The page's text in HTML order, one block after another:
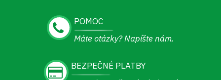
POMOC
Máte otázky? Napíšte nám.
BEZPEČNÉ PLATBY